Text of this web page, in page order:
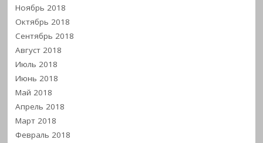
Ноябрь 2018
Октябрь 2018
Сентябрь 2018
Август 2018
Июль 2018
Июнь 2018
Май 2018
Апрель 2018
Март 2018
Февраль 2018